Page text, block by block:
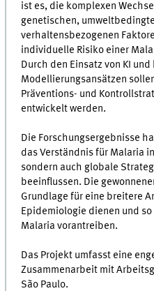
ist es, die komplexen
genetischen,
verhaltensbezogenen
individuelle Risiko einer
Durch den Einsatz von KI und
Modellierungsansätzen
Präventions- und
entwickelt werden.
Die Forschungsergebnisse
das Verständnis für Malaria
sondern auch globale
beeinflussen. Die
Grundlage für eine breitere
Epidemiologie dienen und
Malaria vorantreiben.
Das Projekt umfasst eine
Zusammenarbeit mit
São Paulo.